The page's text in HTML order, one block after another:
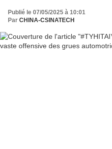
Publié le 07/05/2025 à 10:01
Par CHINA-CSINATECH